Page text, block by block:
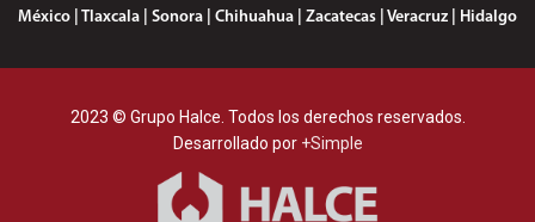
México | Tlaxcala | Sonora | Chihuahua | Zacatecas | Veracruz | Hidalgo
2023 © Grupo Halce. Todos los derechos reservados.
Desarrollado por +Simple